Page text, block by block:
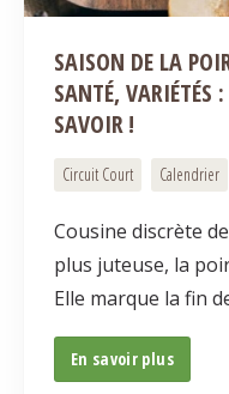
SAISON DE LA
SANTÉ, VARIÉTÉS
SAVOIR !
Circuit Court Calendrier
Cousine discrète
plus juteuse, la
Elle marque la fin
En savoir plus